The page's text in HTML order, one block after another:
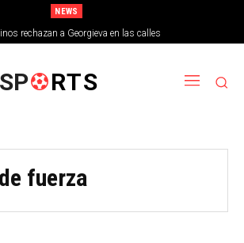
NEWS
rechazan a Georgieva en las calles
SP RTS
fuerza